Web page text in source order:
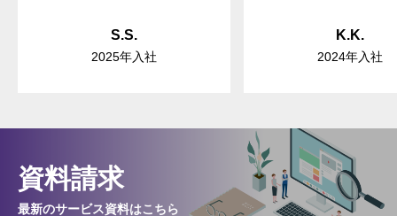
S.S.
2025年入社
K.K.
2024年入社
資料請求
最新のサービス資料はこちら